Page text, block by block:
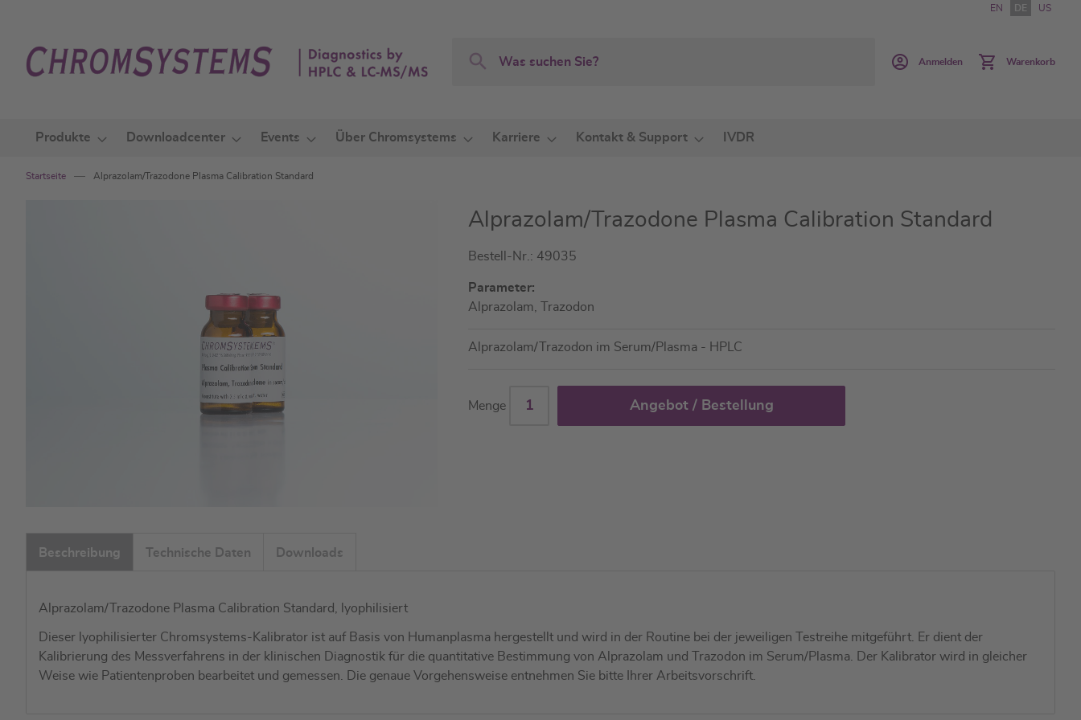
springen
EN DE US
Search
Anmelden Warenkorb
Produkte Downloadcenter Events Über Chromsystems Karriere Kontakt & Support IVDR
Startseite Alprazolam/Trazodone Plasma Calibration Standard
Anfang
der
Alprazolam/Trazodone Plasma Calibration Standard
Bestell-Nr.: 49035
Parameter:
Alprazolam, Trazodon
Alprazolam/Trazodon im Serum/Plasma - HPLC
Menge Angebot / Bestellung
Beschreibung Technische Daten Downloads
Alprazolam/Trazodone Plasma Calibration Standard, lyophilisiert
Dieser lyophilisierter Chromsystems-Kalibrator ist auf Basis von Humanplasma hergestellt und wird in der Routine bei der jeweiligen Testreihe mitgeführt. Er dient der
Kalibrierung des Messverfahrens in der klinischen Diagnostik für die quantitative Bestimmung von Alprazolam und Trazodon im Serum/Plasma. Der Kalibrator wird in gleicher
Weise wie Patientenproben bearbeitet und gemessen. Die genaue Vorgehensweise entnehmen Sie bitte Ihrer Arbeitsvorschrift.